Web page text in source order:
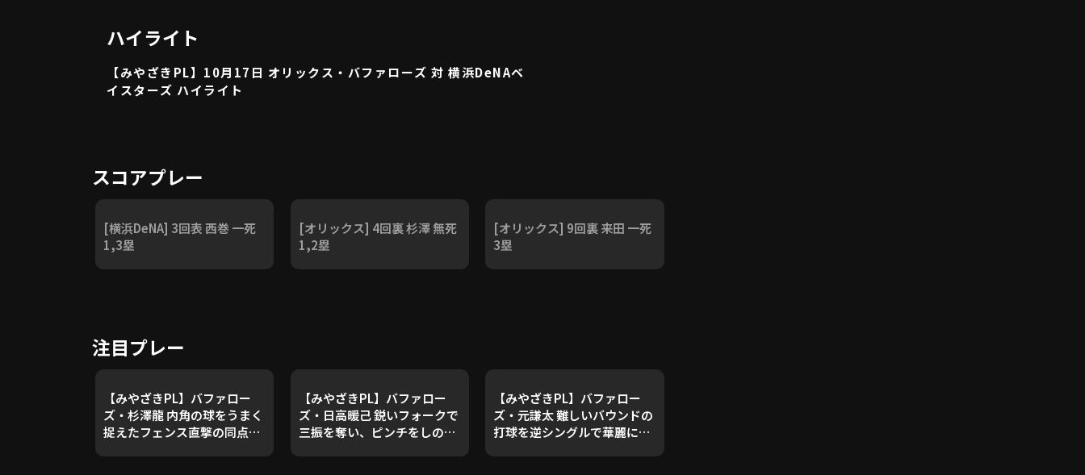
ハイライト
【みやざきPL】10月17日 オリックス・バファローズ 対 横浜DeNAベ
イスターズ ハイライト
スコアプレー
[横浜DeNA] 3回表 西巻 一死
1,3塁
[オリックス] 4回裏 杉澤 無死
1,2塁
[オリックス] 9回裏 来田 一死
3塁
注目プレー
【みやざきPL】バファロー
ズ・杉澤龍 内角の球をうまく
捉えたフェンス直撃の同点タ
【みやざきPL】バファロー
ズ・日高暖己 鋭いフォークで
三振を奪い、ピンチをしのぎ
【みやざきPL】バファロー
ズ・元謙太 難しいバウンドの
打球を逆シングルで華麗に捌